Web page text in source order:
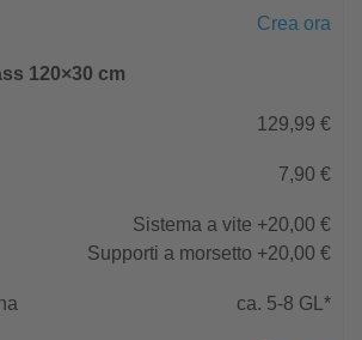
Crea ora
120×30 cm
129,99 €
7,90 €
Sistema a vite +20,00 €
Supporti a morsetto +20,00 €
ca. 5-8 GL*